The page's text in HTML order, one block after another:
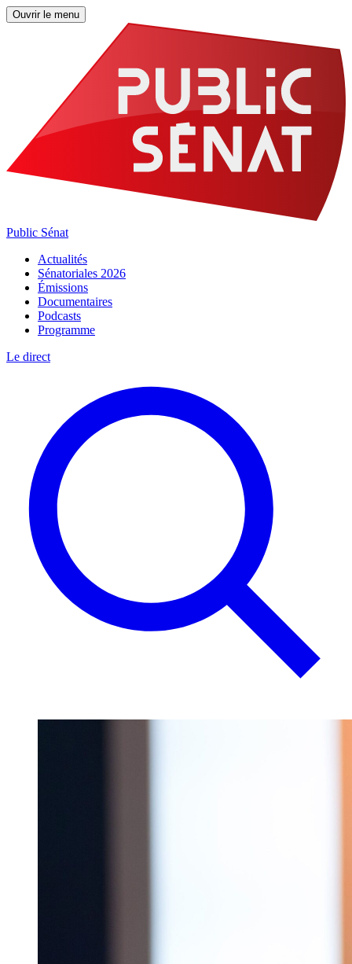
Ouvrir le menu
Public Sénat
Actualités
Sénatoriales 2026
Émissions
Documentaires
Podcasts
Programme
Le direct